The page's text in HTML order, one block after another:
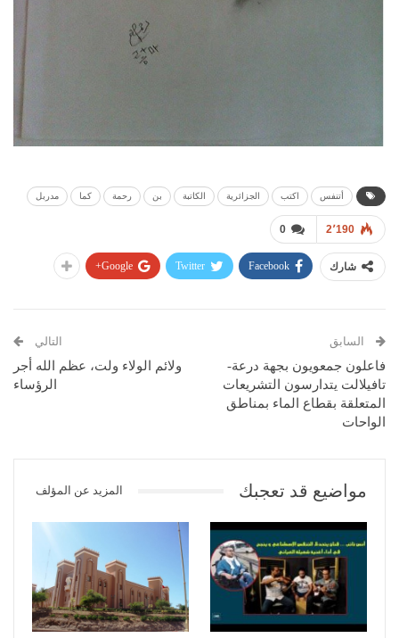
أتنفس اكتب الجزائرية الكاتبة بن رحمة كما مدربل
0 2٬190
شارك Facebook
Twitter
Google+
السابق
فاعلون جمعويون بجهة درعة-
تافيلالت يتدارسون التشريعات
المتعلقة بقطاع الماء بمناطق
الواحات
التالي
ولائم الولاء ولت، عظم الله أجر
الرؤساء
مواضيع قد تعجبك المزيد عن المؤلف